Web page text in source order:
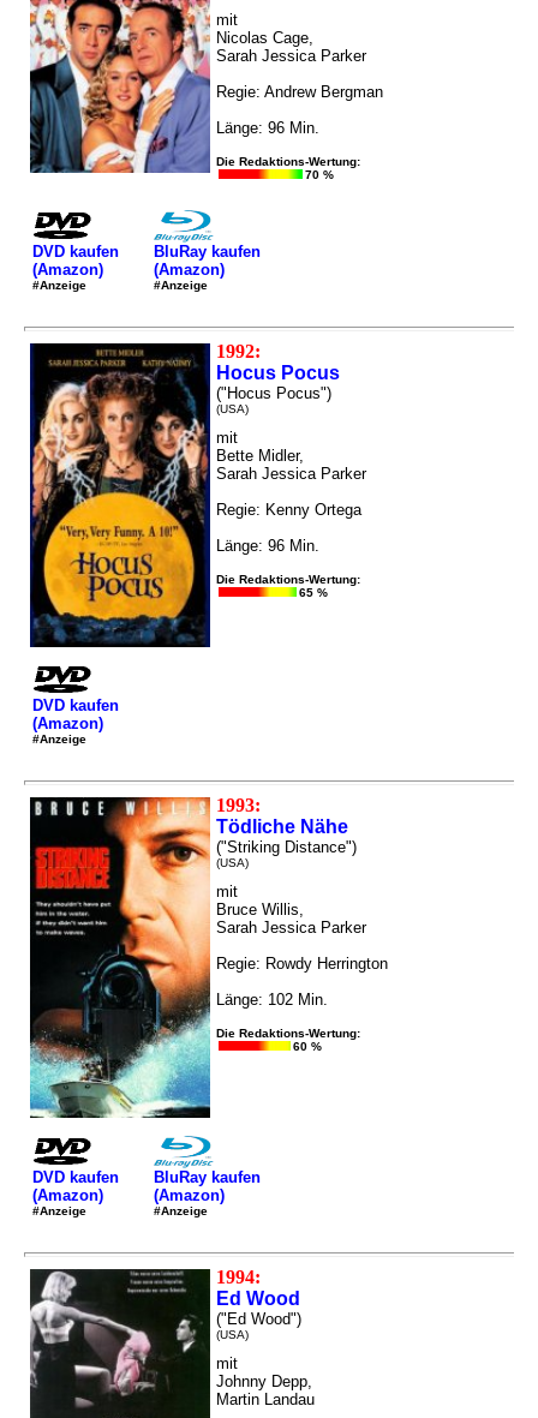
mit
Nicolas Cage,
Sarah Jessica Parker
Regie: Andrew Bergman
Länge: 96 Min.
Die Redaktions-Wertung:
70 %
DVD kaufen
(Amazon)
#Anzeige
BluRay kaufen
(Amazon)
#Anzeige
1992:
Hocus Pocus
("Hocus Pocus")
(USA)
mit
Bette Midler,
Sarah Jessica Parker
Regie: Kenny Ortega
Länge: 96 Min.
Die Redaktions-Wertung:
65 %
DVD kaufen
(Amazon)
#Anzeige
1993:
Tödliche Nähe
("Striking Distance")
(USA)
mit
Bruce Willis,
Sarah Jessica Parker
Regie: Rowdy Herrington
Länge: 102 Min.
Die Redaktions-Wertung:
60 %
DVD kaufen
(Amazon)
#Anzeige
BluRay kaufen
(Amazon)
#Anzeige
1994:
Ed Wood
("Ed Wood")
(USA)
mit
Johnny Depp,
Martin Landau